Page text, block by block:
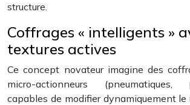
structure.
Coffrages « intelligents »
textures actives
Ce concept novateur imagine des
micro-actionneurs (pneumatiques,
capables de modifier dynamiquement